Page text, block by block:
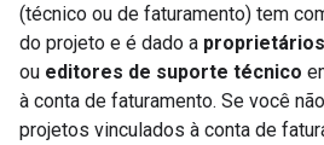
(técnico ou de faturamento) tem
do projeto e é dado a proprietários
ou editores de suporte técnico
à conta de faturamento. Se você
projetos vinculados à conta de